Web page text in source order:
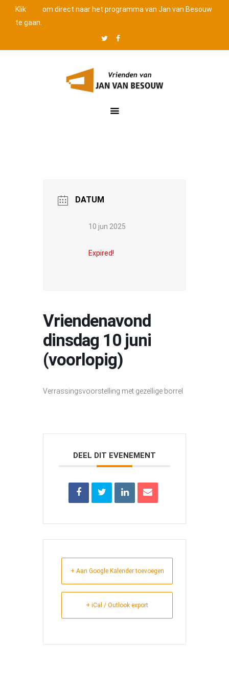
Klik
om direct naar het programma van Jan van Besouw
te gaan.
Twitter
van
Besouw
DATUM
10 jun 2025
Expired!
Vriendenavond
dinsdag 10 juni
(voorlopig)
Verrassingsvoorstelling met gezellige borrel
DEEL DIT EVENEMENT
+ Aan Google Kalender toevoegen
+ iCal / Outlook export